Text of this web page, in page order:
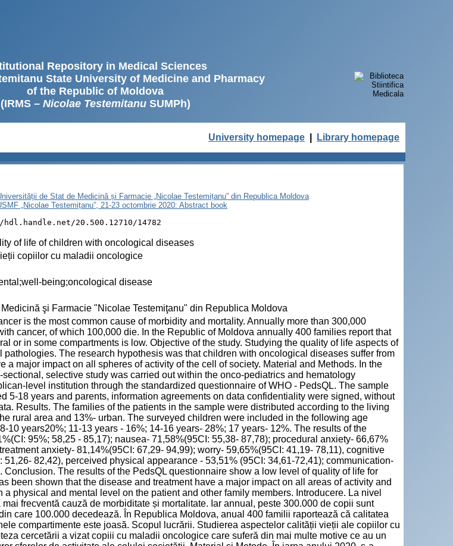
Repository in Medical Sciences
State University of Medicine and Pharmacy
of the Republic of Moldova
(IRMS – Nicolae TestemitanuSUMPh)
University homepage Library homepage
de Stat de Medicină și Farmacie „Nicolae Testemițanu” din Republica Moldova
„Nicolae Testemițanu”, 21-23 octombrie 2020: Abstract book
20.500.12710/14782
of life of children with oncological diseases
copiilor cu maladii oncologice
being;oncological disease
şi Farmacie "Nicolae Testemiţanu" din Republica Moldova
is the most common cause of morbidity and mortality. Annually more than 300,000
cancer, of which 100,000 die. In the Republic of Moldova annually 400 families report that
or in some compartments is low. Objective of the study. Studying the quality of life aspects of
The research hypothesis was that children with oncological diseases suffer from
a major impact on all spheres of activity of the cell of society. Material and Methods. In the
selective study was carried out within the onco-pediatrics and hematology
level institution through the standardized questionnaire of WHO - PedsQL. The sample
5-18 years and parents, information agreements on data confidentiality were signed, without
Results. The families of the patients in the sample were distributed according to the living
rural area and 13%- urban. The surveyed children were included in the following age
10 years20%; 11-13 years - 16%; 14-16 years- 28%; 17 years- 12%. The results of the
95%; 58,25 - 85,17); nausea- 71,58%(95CI: 55,38- 87,78); procedural anxiety- 66,67%
anxiety- 81,14%(95CI: 67,29- 94,99); worry- 59,65%(95CI: 41,19- 78,11), cognitive
51,26- 82,42), perceived physical appearance - 53,51% (95CI: 34,61-72,41); communication-
Conclusion. The results of the PedsQL questionnaire show a low level of quality of life for
been shown that the disease and treatment have a major impact on all areas of activity and
a physical and mental level on the patient and other family members. Introducere. La nivel
frecventă cauză de morbiditate și mortalitate. Iar annual, peste 300.000 de copii sunt
care 100.000 decedează. În Republica Moldova, anual 400 familii raportează că calitatea
compartimente este joasă. Scopul lucrării. Studierea aspectelor calității vieții ale copiilor cu
cercetării a vizat copiii cu maladii oncologice care suferă din mai multe motive ce au un